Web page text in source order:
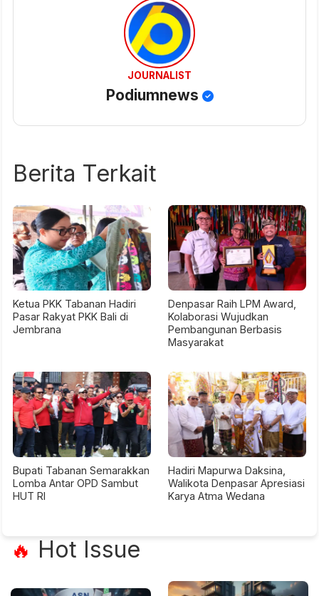
JOURNALIST
Podiumnews
Berita Terkait
Ketua PKK Tabanan Hadiri
Pasar Rakyat PKK Bali di
Jembrana
Denpasar Raih LPM Award,
Kolaborasi Wujudkan
Pembangunan Berbasis
Masyarakat
Bupati Tabanan Semarakkan
Lomba Antar OPD Sambut
HUT RI
Hadiri Mapurwa Daksina,
Walikota Denpasar Apresiasi
Karya Atma Wedana
🔥 Hot Issue